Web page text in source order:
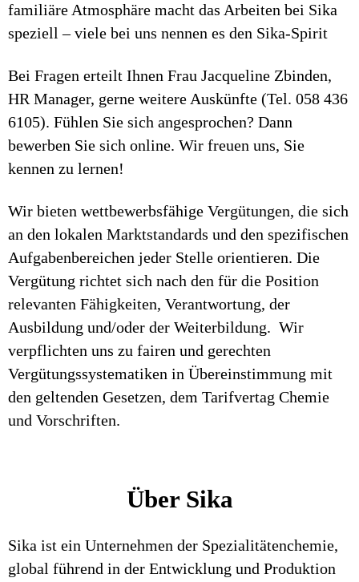
familiäre Atmosphäre macht das Arbeiten bei Sika
speziell – viele bei uns nennen es den Sika-Spirit
Bei Fragen erteilt Ihnen Frau Jacqueline Zbinden,
HR Manager, gerne weitere Auskünfte (Tel. 058 436
6105). Fühlen Sie sich angesprochen? Dann
bewerben Sie sich online. Wir freuen uns, Sie
kennen zu lernen!
Wir bieten wettbewerbsfähige Vergütungen, die sich
an den lokalen Marktstandards und den spezifischen
Aufgabenbereichen jeder Stelle orientieren. Die
Vergütung richtet sich nach den für die Position
relevanten Fähigkeiten, Verantwortung, der
Ausbildung und/oder der Weiterbildung. Wir
verpflichten uns zu fairen und gerechten
Vergütungssystematiken in Übereinstimmung mit
den geltenden Gesetzen, dem Tarifvertag Chemie
und Vorschriften.
Über Sika
Sika ist ein Unternehmen der Spezialitätenchemie,
global führend in der Entwicklung und Produktion